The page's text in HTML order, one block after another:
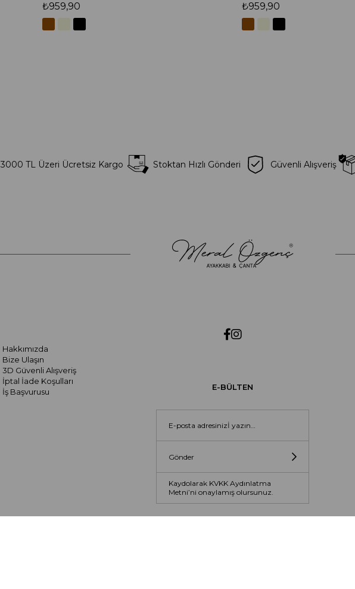
₺959,90
₺959,90
3000 TL Üzeri Ücretsiz Kargo Stoktan Hızlı Gönderi Güvenli Alışveriş
Hakkımızda
Bize Ulaşın
3D Güvenli Alışveriş
İptal İade Koşulları
İş Başvurusu
E-BÜLTEN
Gönder
Kaydolarak KVKK Aydınlatma
Metni’ni onaylamış olursunuz.